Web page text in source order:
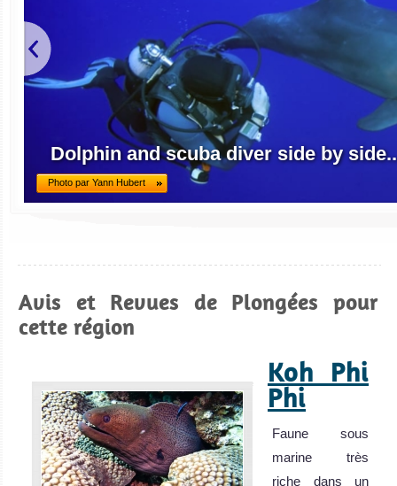
Dolphin and scuba diver side by
Photo par Yann Hubert
Avis et Revues de Plongées pour
cette région
Koh Phi
Phi
Faune sous
marine très
riche dans un